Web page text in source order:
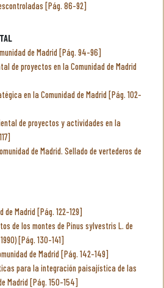
[Pág. 86-92]
de Madrid [Pág. 94-96]
de proyectos en la Comunidad de Madrid
en la Comunidad de Madrid [Pág. 102-
de proyectos y actividades en la
de Madrid. Sellado de vertederos de
de Madrid [Pág. 122-129]
de los montes de Pinus sylvestris L. de
[Pág. 130-141]
de Madrid [Pág. 142-149]
para la integración paisajística de las
Madrid [Pág. 150-154]